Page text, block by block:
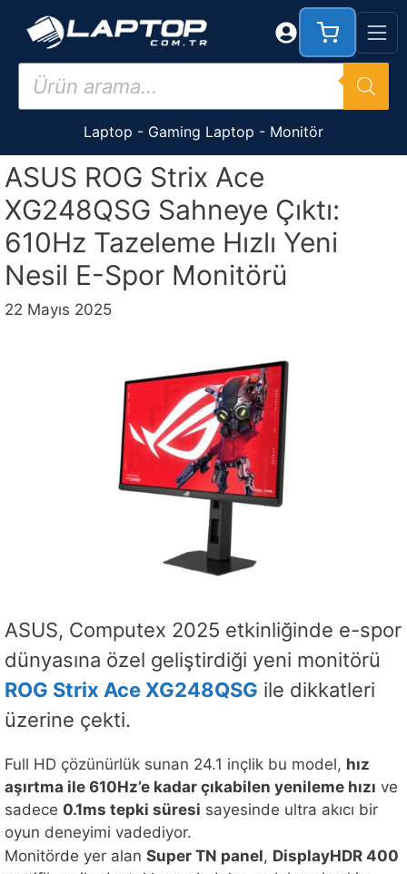
Products
search
Laptop - Gaming Laptop - Monitör
ASUS ROG Strix Ace
XG248QSG Sahneye Çıktı:
610Hz Tazeleme Hızlı Yeni
Nesil E-Spor Monitörü
22 Mayıs 2025
ASUS, Computex 2025 etkinliğinde e-spor
dünyasına özel geliştirdiği yeni monitörü
ROG Strix Ace XG248QSG ile dikkatleri
üzerine çekti.
Full HD çözünürlük sunan 24.1 inçlik bu model, hız
aşırtma ile 610Hz’e kadar çıkabilen yenileme hızı ve
sadece 0.1ms tepki süresi sayesinde ultra akıcı bir
oyun deneyimi vadediyor.
Monitörde yer alan Super TN panel, DisplayHDR 400